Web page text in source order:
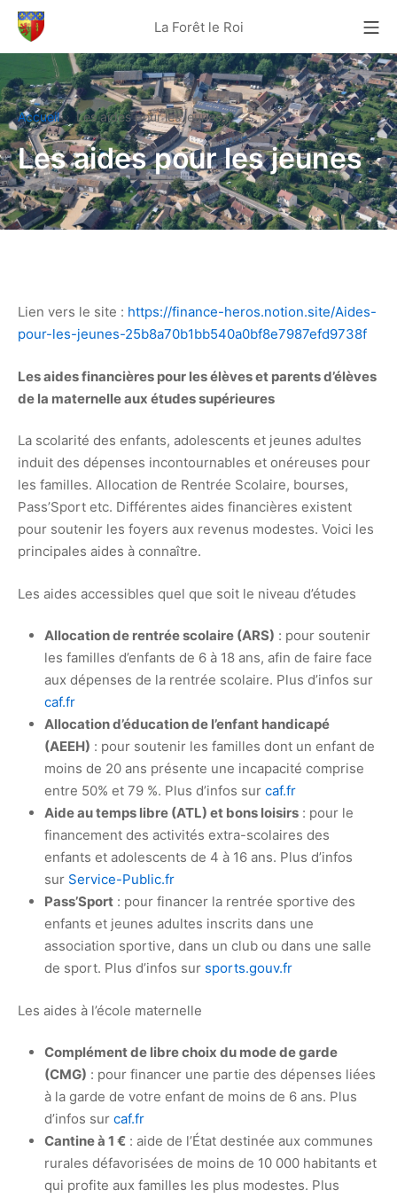
Aller
contenu
La Forêt Le Roi
La Forêt le Roi
Accueil Les aides pour les jeunes
Les aides pour les jeunes
Lien vers le site : https://finance-heros.notion.site/Aides-
pour-les-jeunes-25b8a70b1bb540a0bf8e7987efd9738f
Les aides financières pour les élèves et parents d’élèves
de la maternelle aux études supérieures
La scolarité des enfants, adolescents et jeunes adultes
induit des dépenses incontournables et onéreuses pour
les familles. Allocation de Rentrée Scolaire, bourses,
Pass’Sport etc. Différentes aides financières existent
pour soutenir les foyers aux revenus modestes. Voici les
principales aides à connaître.
Les aides accessibles quel que soit le niveau d’études
Allocation de rentrée scolaire (ARS) : pour soutenir
les familles d’enfants de 6 à 18 ans, afin de faire face
aux dépenses de la rentrée scolaire. Plus d’infos sur
caf.fr
Allocation d’éducation de l’enfant handicapé
(AEEH) : pour soutenir les familles dont un enfant de
moins de 20 ans présente une incapacité comprise
entre 50% et 79 %. Plus d’infos sur caf.fr
Aide au temps libre (ATL) et bons loisirs : pour le
financement des activités extra-scolaires des
enfants et adolescents de 4 à 16 ans. Plus d’infos
sur Service-Public.fr
Pass’Sport : pour financer la rentrée sportive des
enfants et jeunes adultes inscrits dans une
association sportive, dans un club ou dans une salle
de sport. Plus d’infos sur sports.gouv.fr
Les aides à l’école maternelle
Complément de libre choix du mode de garde
(CMG) : pour financer une partie des dépenses liées
à la garde de votre enfant de moins de 6 ans. Plus
d’infos sur caf.fr
Cantine à 1 € : aide de l’État destinée aux communes
rurales défavorisées de moins de 10 000 habitants et
qui profite aux familles les plus modestes. Plus